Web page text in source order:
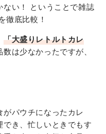
い！ ということで雑誌
徹底比較！
「大盛りレトルトカレ
は少なかったですが、
パウチになったカレ
き、忙しいときでもす